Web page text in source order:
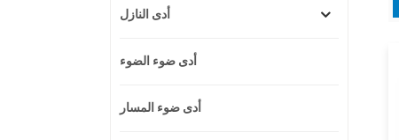
أدى النازل
أدى ضوء الضوء
أدى ضوء المسار